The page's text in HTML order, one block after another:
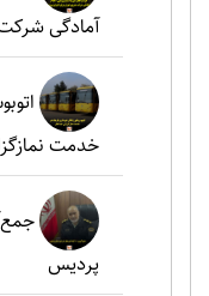
آمادگی شرکت
خدمت
پردیس